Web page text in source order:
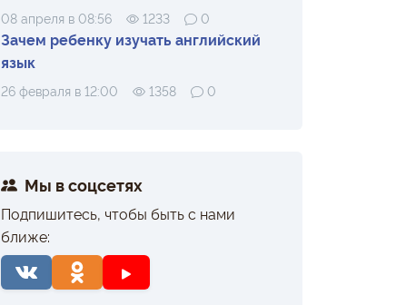
08 апреля в 08:56 1233 0
Зачем ребенку изучать английский
язык
26 февраля в 12:00 1358 0
Мы в соцсетях
Подпишитесь, чтобы быть с нами
ближе: